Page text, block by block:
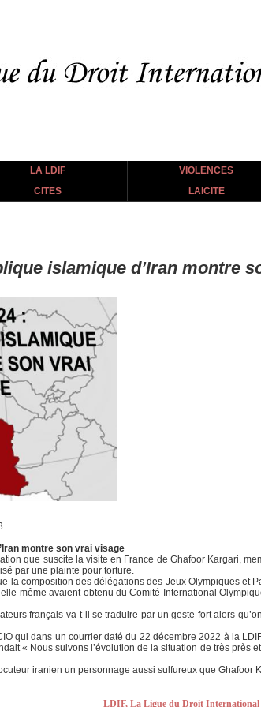
LA LDIF VIOLENCES
CITES LAICITE
islamique d’Iran montre
montre son vrai visage
que suscite la visite en France de Ghafoor Kargari,
par une plainte pour torture.
la composition des délégations des Jeux Olympiques et
même avaient obtenu du Comité International
français va-t-il se traduire par un geste fort alors
qui dans un courrier daté du 22 décembre 2022 à la
« Nous suivons l’évolution de la situation de très
iranien un personnage aussi sulfureux que Ghafoor
LDIF, La Ligue du Droit International